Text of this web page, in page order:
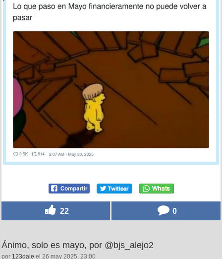
22 0
Ánimo, solo es mayo, por @bjs_alejo2
por 123dale el 26 may 2025, 23:00